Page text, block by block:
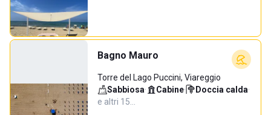
Bagno Mauro
Torre del Lago Puccini, Viareggio
Sabbiosa· Cabine· Doccia calda·
e altri 15…